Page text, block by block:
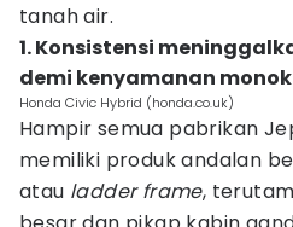
tanah air.
1. Konsistensi
demi kenyamanan
Honda Civic Hybrid (honda.co.uk)
Hampir semua pabrikan
memiliki produk andalan
atau ladder frame,